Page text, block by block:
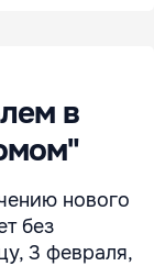
в
нового
без
3 февраля,